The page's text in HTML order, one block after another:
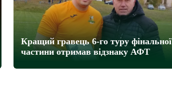
Кращий гравець 6-го туру фінальної
частини отримав відзнаку АФТ